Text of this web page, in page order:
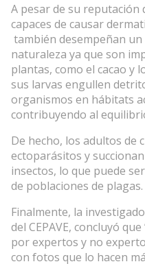
A pesar de su reputación
capaces de causar
también desempeñan un
naturaleza ya que son
plantas, como el cacao y
sus larvas engullen
organismos en hábitats
contribuyendo al
De hecho, los adultos de
ectoparásitos y
insectos, lo que puede
de poblaciones de plagas.
Finalmente, la
del CEPAVE, concluyó
por expertos y no
con fotos que lo hacen